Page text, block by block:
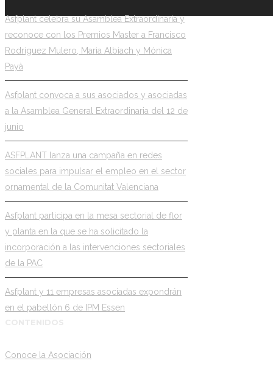
Asfplant celebra su Asamblea Extraordinaria y
reconoce con los Premios Master a Francisco
Rodríguez Mulero, Maria Albiach y Mónica
Payà
Asfplant convoca a sus asociados y asociadas
a la Asamblea General Extraordinaria del 12 de
junio
ASFPLANT lanza una campaña en redes
sociales para impulsar el empleo en el sector
ornamental de la Comunitat Valenciana
Asfplant participa en la mesa sectorial de flor
y planta en la que se ha solicitado la
incorporación a las intervenciones sectoriales
de la PAC
Asfplant y 11 empresas asociadas expondrán
en el pabellón 6 de IPM Essen
Conoce la Asociación